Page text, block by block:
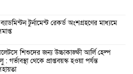
টুর্নামেন্ট রেকর্ড অংশগ্রহণের মাধ্যমে
শিশুদের জন্য উচ্চাকাঙ্ক্ষী আর্লি হেল্প
: গর্ভাবস্থা থেকে প্রাপ্তবয়স্ক হওয়া পর্যন্ত